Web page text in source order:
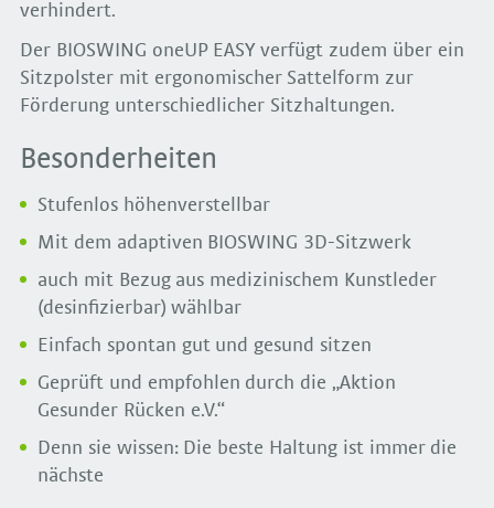
verhindert.
Der BIOSWING oneUP EASY verfügt zudem über ein
Sitzpolster mit ergonomischer Sattelform zur
Förderung unterschiedlicher Sitzhaltungen.
Besonderheiten
Stufenlos höhenverstellbar
Mit dem adaptiven BIOSWING 3D-Sitzwerk
auch mit Bezug aus medizinischem Kunstleder
(desinfizierbar) wählbar
Einfach spontan gut und gesund sitzen
Geprüft und empfohlen durch die „Aktion
Gesunder Rücken e.V.“
Denn sie wissen: Die beste Haltung ist immer die
nächste